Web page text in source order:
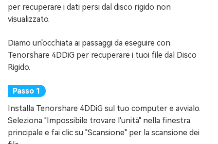
per recuperare i dati persi dal disco rigido non
visualizzato.
Diamo un'occhiata ai passaggi da eseguire con
Tenorshare 4DDiG per recuperare i tuoi file dal Disco
Rigido.
Installa Tenorshare 4DDiG sul tuo computer e avvialo.
Seleziona "Impossibile trovare l'unità" nella finestra
principale e fai clic su "Scansione" per la scansione dei